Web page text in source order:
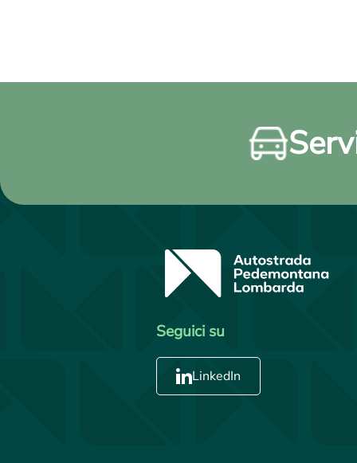
Seguici su
LinkedIn